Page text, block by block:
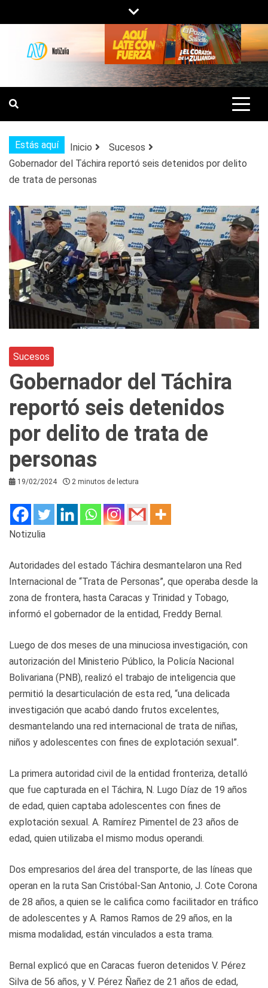
al
contenido
NOTIZULIA
NOTICIAS DEL ZULIA, VENEZUELA Y
DE INTERÉS GENERAL.
Estás aquí Inicio
Sucesos
Gobernador del Táchira reportó seis detenidos por delito
de trata de personas
Sucesos
Gobernador del Táchira
reportó seis detenidos
por delito de trata de
personas
19/02/2024 2 minutos de lectura
Notizulia
Autoridades del estado Táchira desmantelaron una Red
Internacional de “Trata de Personas”, que operaba desde la
zona de frontera, hasta Caracas y Trinidad y Tobago,
informó el gobernador de la entidad, Freddy Bernal.
Luego de dos meses de una minuciosa investigación, con
autorización del Ministerio Público, la Policía Nacional
Bolivariana (PNB), realizó el trabajo de inteligencia que
permitió la desarticulación de esta red, “una delicada
investigación que acabó dando frutos excelentes,
desmantelando una red internacional de trata de niñas,
niños y adolescentes con fines de explotación sexual”.
La primera autoridad civil de la entidad fronteriza, detalló
que fue capturada en el Táchira, N. Lugo Díaz de 19 años
de edad, quien captaba adolescentes con fines de
explotación sexual. A. Ramírez Pimentel de 23 años de
edad, quien utilizaba el mismo modus operandi.
Dos empresarios del área del transporte, de las líneas que
operan en la ruta San Cristóbal-San Antonio, J. Cote Corona
de 28 años, a quien se le califica como facilitador en tráfico
de adolescentes y A. Ramos Ramos de 29 años, en la
misma modalidad, están vinculados a esta trama.
Bernal explicó que en Caracas fueron detenidos V. Pérez
Silva de 56 años, y V. Pérez Ñañez de 21 años de edad,